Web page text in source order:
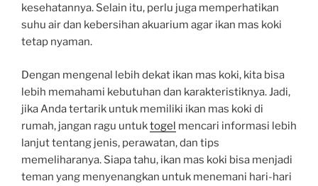
kesehatannya. Selain itu, perlu juga memperhatikan
suhu air dan kebersihan akuarium agar ikan mas koki
tetap nyaman.
Dengan mengenal lebih dekat ikan mas koki, kita bisa
lebih memahami kebutuhan dan karakteristiknya. Jadi,
jika Anda tertarik untuk memiliki ikan mas koki di
rumah, jangan ragu untuktogel mencari informasi lebih
lanjut tentang jenis, perawatan, dan tips
memeliharanya. Siapa tahu, ikan mas koki bisa menjadi
teman yang menyenangkan untuk menemani hari-hari